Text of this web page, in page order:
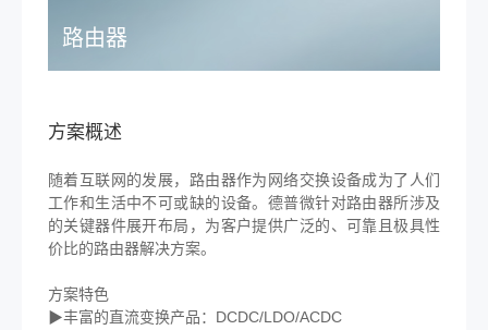
路由器
方案概述
随着互联网的发展，路由器作为网络交换设备成为了人们
工作和生活中不可或缺的设备。德普微针对路由器所涉及
的关键器件展开布局，为客户提供广泛的、可靠且极具性
价比的路由器解决方案。
方案特色
▶丰富的直流变换产品：DCDC/LDO/ACDC